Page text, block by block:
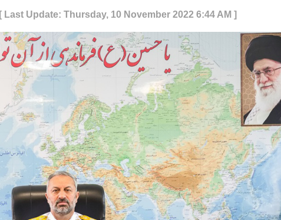
[ Last Update: Thursday, 10 November 2022 6:44 AM ]